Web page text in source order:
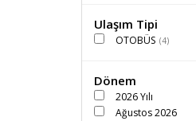
Ulaşım Tipi
OTOBÜS (4)
Dönem
2026 Yılı
Ağustos 2026